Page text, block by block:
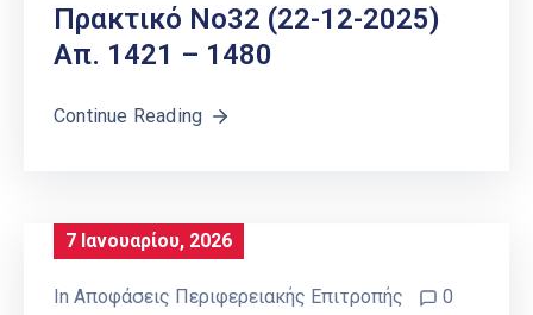
Πρακτικό Νο32 (22-12-2025)
Απ. 1421 – 1480
Continue Reading
7 Ιανουαρίου, 2026
In Αποφάσεις Περιφερειακής Επιτροπής 0